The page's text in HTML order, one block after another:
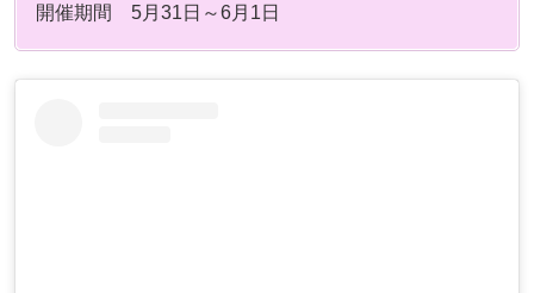
開催期間 5月31日～6月1日